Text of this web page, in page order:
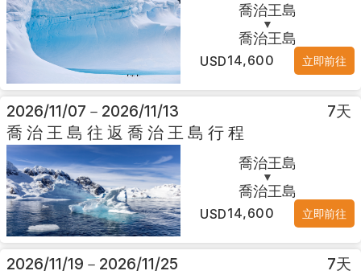
喬治王島
▼
喬治王島
USD14,600 立即前往
2026/11/07 － 2026/11/13 7天
喬治王島往返喬治王島行程
喬治王島
▼
喬治王島
USD14,600 立即前往
2026/11/19 － 2026/11/25 7天